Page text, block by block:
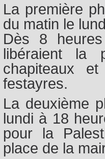
La première
du matin le
Dès 8
libéraient la
chapiteaux
festayres.
La deuxième
lundi à 18
pour la
place de la